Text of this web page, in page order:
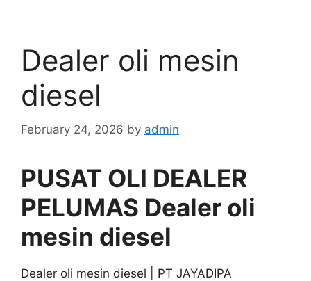
Dealer oli mesin
diesel
February 24, 2026 by admin
PUSAT OLI DEALER
PELUMAS Dealer oli
mesin diesel
Dealer oli mesin diesel | PT JAYADIPA